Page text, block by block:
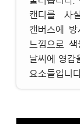
캔디를 사
캔버스에
느낌으로
날씨에 영감
요소들입니